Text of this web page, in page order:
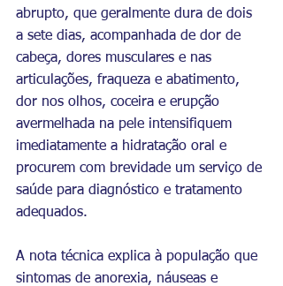
abrupto, que geralmente dura de dois
a sete dias, acompanhada de dor de
cabeça, dores musculares e nas
articulações, fraqueza e abatimento,
dor nos olhos, coceira e erupção
avermelhada na pele intensifiquem
imediatamente a hidratação oral e
procurem com brevidade um serviço de
saúde para diagnóstico e tratamento
adequados.
A nota técnica explica à população que
sintomas de anorexia, náuseas e